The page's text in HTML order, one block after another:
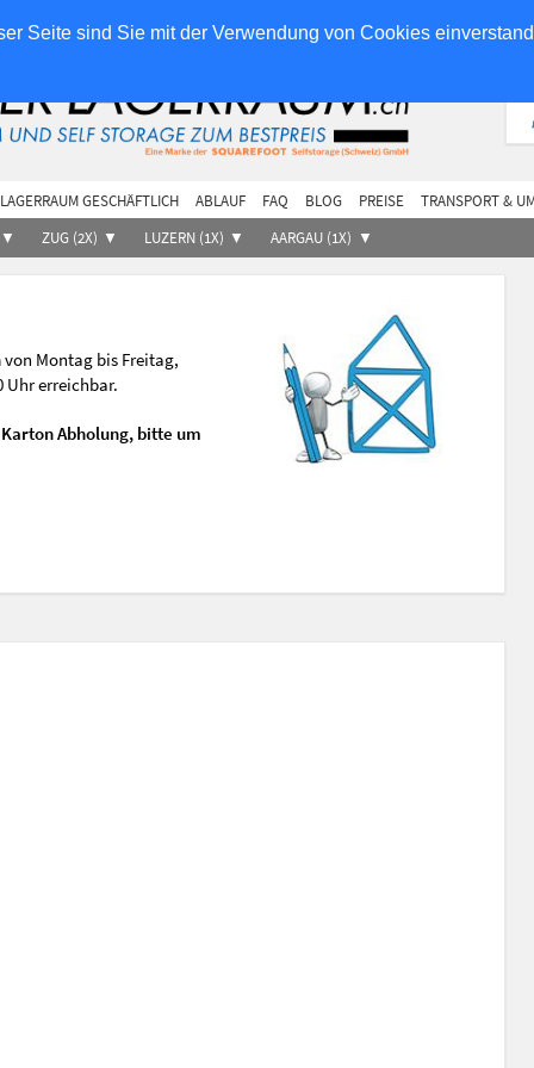
Seite sind Sie mit der Verwendung von Cookies
LAGERRAUM GESCHÄFTLICH ABLAUF FAQ BLOG PREISE
TRANSPORT &
ZUG (2X)
LUZERN (1X) AARGAU (1X)
von Montag bis Freitag,
Uhr erreichbar.
Abholung, bitte um